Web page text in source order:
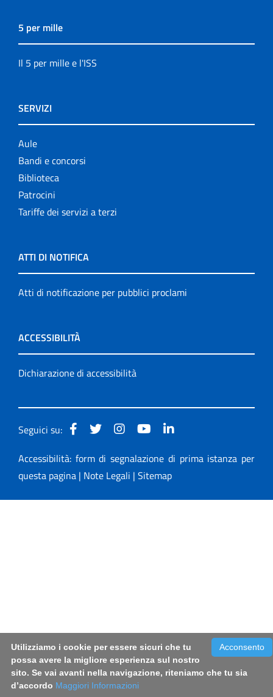
5 per mille
Il 5 per mille e l'ISS
SERVIZI
Aule
Bandi e concorsi
Biblioteca
Patrocini
Tariffe dei servizi a terzi
ATTI DI NOTIFICA
Atti di notificazione per pubblici proclami
ACCESSIBILITÀ
Dichiarazione di accessibilità
Seguici su:
Accessibilità: form di segnalazione di prima istanza per
questa pagina | Note Legali | Sitemap
Acconsento
Utilizziamo i cookie per essere sicuri che tu
possa avere la migliore esperienza sul nostro
sito. Se vai avanti nella navigazione, riteniamo che tu sia
d’accordo Maggiori Informazioni